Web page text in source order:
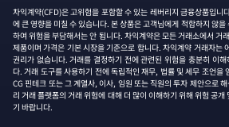
차익계약(CFD)은 고위험을 포함할 수 있는 레버리지 금융상품입니
에 큰 영향을 미칠 수 있습니다. 본 상품은 고객님에게 적합하지 않
하여 위험을 부담해서는 안 됩니다. 차익계약은 모든 거래소에서 거
제품이며 가격은 기본 시장을 기준으로 합니다. 차익계약 거래자는
권리가 없습니다. 거래를 결정하기 전에 관련된 위험을 충분히 이
다. 거래 도구를 사용하기 전에 독립적인 재무, 법률 및 세무 조언을
CG 핀테크 또는 그 계열사, 이사, 임원 또는 직원의 투자 제안으로
리 거래 플랫폼의 거래 위험에 대해 더 많이 이해하기 위해 위험 공
기 바랍니다.